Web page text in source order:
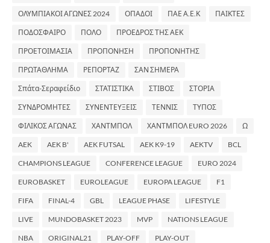
ΟΛΥΜΠΙΑΚΟΙ ΑΓΩΝΕΣ 2024 ΟΠΑΔΟΙ ΠΑΕ Α.Ε.Κ ΠΑΙΚΤΕΣ
ΠΟΔΟΣΦΑΙΡΟ ΠΟΛΟ ΠΡΟΕΔΡΟΣ ΤΗΣ ΑΕΚ
ΠΡΟΕΤΟΙΜΑΣΙΑ ΠΡΟΠΟΝΗΣΗ ΠΡΟΠΟΝΗΤΗΣ
ΠΡΩΤΑΘΛΗΜΑ ΡΕΠΟΡΤΑΖ ΣΑΝ ΣΗΜΕΡΑ
Σπάτα-Σεραφείδιο ΣΤΑΤΙΣΤΙΚΑ ΣΤΙΒΟΣ ΣΤΟΡΙΑ
ΣΥΝΔΡΟΜΗΤΕΣ ΣΥΝΕΝΤΕΥΞΕΙΣ ΤΕΝΝΙΣ ΤΥΠΟΣ
ΦΙΛΙΚΟΣ ΑΓΩΝΑΣ ΧΑΝΤΜΠΟΛ ΧΑΝΤΜΠΟΛ EURO 2026 Ω
AEK AEK B' AEK FUTSAL AEK K9-19 AEKTV BCL
CHAMPIONS LEAGUE CONFERENCE LEAGUE EURO 2024
EUROBASKET EUROLEAGUE EUROPA LEAGUE F1
FIFA FINAL-4 GBL LEAGUE PHASE LIFESTYLE
LIVE MUNDOBASKET 2023 MVP NATIONS LEAGUE
NBA ORIGINAL21 PLAY-OFF PLAY-OUT